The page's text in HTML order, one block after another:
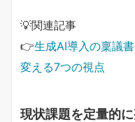
💡関連記事
👉生成AI導入の稟議
変える7つの視点
現状課題を定量的